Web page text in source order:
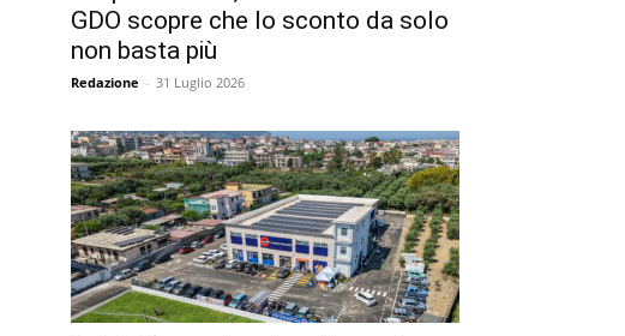
GDO scopre che lo sconto da solo
non basta più
Redazione - 31 Luglio 2026